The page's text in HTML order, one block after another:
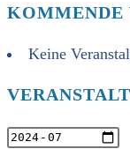
KOMMENDE
Keine